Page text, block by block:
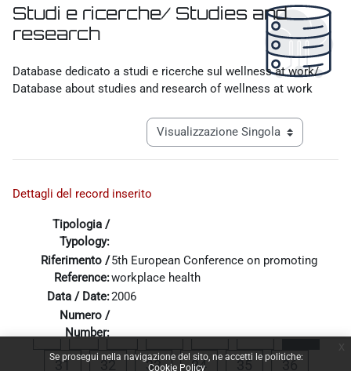
Se prosegui nella navigazione del sito, ne accetti le politiche:
Cookie Policy
Studi e ricerche/ Studies and
research
Database dedicato a studi e ricerche sul wellness at work/
Database about studies and research of wellness at work
Navigazione terziaria modalità
Dettagli del record inserito
Tipologia /
Typology:
Riferimento /
Reference:
5th European Conference on promoting
workplace health
Data / Date:2006
Numero /
Number:
Allega file::
Konferenzbericht_Linz_2006_.pdf
« Pagina precedente
1Pagina 1
… 27 28 29 30
31Pagina 31
32Pagina 32
33Pagina 33
34Pagina 34
35Pagina 35
36Pagina